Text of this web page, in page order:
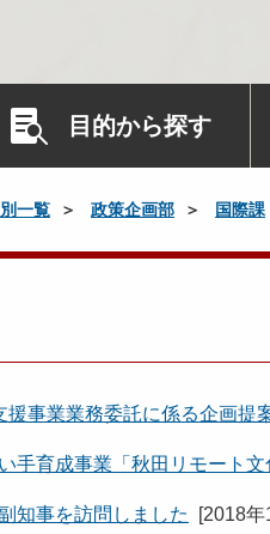
目的から探す
一覧 政策企画部 国際課
事業業務委託に係る企画提
育成事業「秋田リモート文
知事を訪問しました [2018年